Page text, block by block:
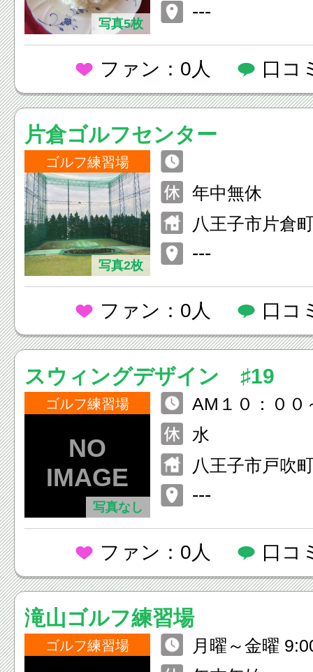
写真5枚
---
ファン：0人 口コ
片倉ゴルフセンター
ゴルフ練習場
写真2枚
年中無休
八王子市片倉
---
ファン：0人 口コ
スウィングデザイン ♯19
ゴルフ練習場
写真なし
AM１０：００
水
八王子市戸吹
---
ファン：0人 口コ
滝山ゴルフ練習場
ゴルフ練習場
月曜～金曜